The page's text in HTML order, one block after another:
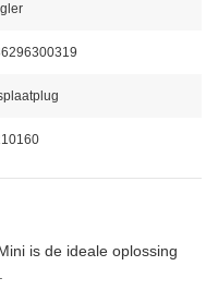
is de ideale oplossing